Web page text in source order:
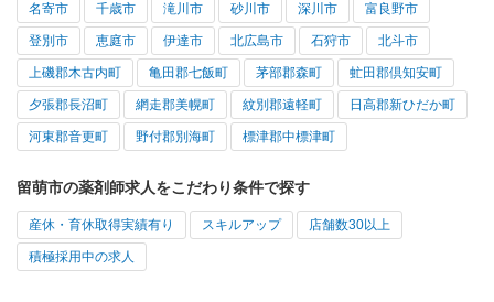
名寄市 千歳市 滝川市 砂川市 深川市 富良野市
登別市 恵庭市 伊達市 北広島市 石狩市 北斗市
上磯郡木古内町 亀田郡七飯町 茅部郡森町 虻田郡倶知安町
夕張郡長沼町 網走郡美幌町 紋別郡遠軽町 日高郡新ひだか町
河東郡音更町 野付郡別海町 標津郡中標津町
留萌市の薬剤師求人をこだわり条件で探す
産休・育休取得実績有り スキルアップ 店舗数30以上
積極採用中の求人